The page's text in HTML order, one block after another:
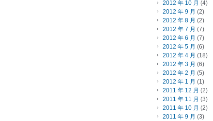
2012 年 10 月 (4)
2012 年 9 月 (2)
2012 年 8 月 (2)
2012 年 7 月 (7)
2012 年 6 月 (7)
2012 年 5 月 (6)
2012 年 4 月 (18)
2012 年 3 月 (6)
2012 年 2 月 (5)
2012 年 1 月 (1)
2011 年 12 月 (2)
2011 年 11 月 (3)
2011 年 10 月 (2)
2011 年 9 月 (3)